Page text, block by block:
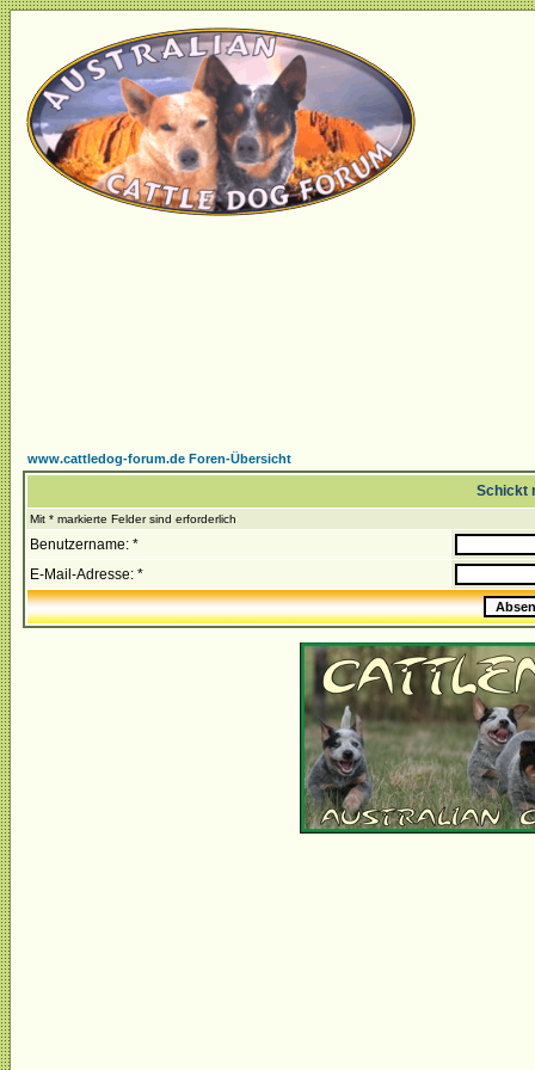
www.cattledog-forum.de Foren-Übersicht
Schickt
Mit * markierte Felder sind erforderlich
Benutzername: *
E-Mail-Adresse: *